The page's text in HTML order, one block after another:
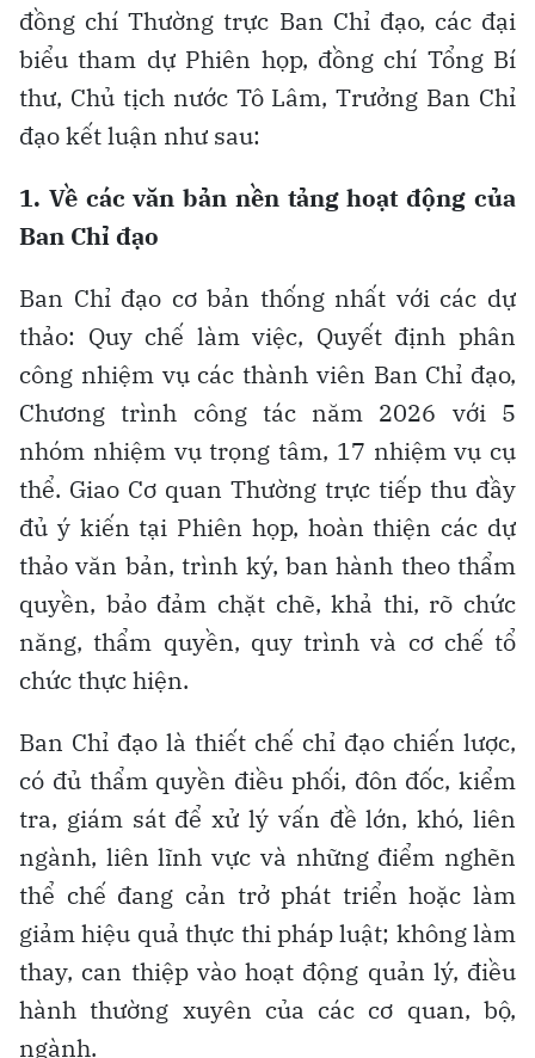
đồng chí Thường trực Ban Chỉ đạo, các đại
biểu tham dự Phiên họp, đồng chí Tổng Bí
thư, Chủ tịch nước Tô Lâm, Trưởng Ban Chỉ
đạo kết luận như sau:
1. Về các văn bản nền tảng hoạt động của
Ban Chỉ đạo
Ban Chỉ đạo cơ bản thống nhất với các dự
thảo: Quy chế làm việc, Quyết định phân
công nhiệm vụ các thành viên Ban Chỉ đạo,
Chương trình công tác năm 2026 với 5
nhóm nhiệm vụ trọng tâm, 17 nhiệm vụ cụ
thể. Giao Cơ quan Thường trực tiếp thu đầy
đủ ý kiến tại Phiên họp, hoàn thiện các dự
thảo văn bản, trình ký, ban hành theo thẩm
quyền, bảo đảm chặt chẽ, khả thi, rõ chức
năng, thẩm quyền, quy trình và cơ chế tổ
chức thực hiện.
Ban Chỉ đạo là thiết chế chỉ đạo chiến lược,
có đủ thẩm quyền điều phối, đôn đốc, kiểm
tra, giám sát để xử lý vấn đề lớn, khó, liên
ngành, liên lĩnh vực và những điểm nghẽn
thể chế đang cản trở phát triển hoặc làm
giảm hiệu quả thực thi pháp luật; không làm
thay, can thiệp vào hoạt động quản lý, điều
hành thường xuyên của các cơ quan, bộ,
ngành.